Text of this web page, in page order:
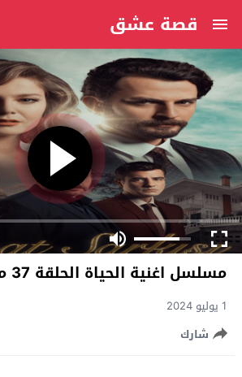
قصة عشق
مسلسل اغنية الحياة الحلقة 37 مترجم
1 يوليو 2024
شارك